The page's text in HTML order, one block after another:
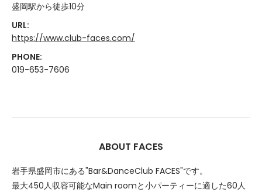
盛岡駅から徒歩10分
URL:
https://www.club-faces.com/
PHONE:
019-653-7606
ABOUT FACES
岩手県盛岡市にある"Bar&DanceClub FACES"です。
最大450人収容可能なMain roomと小パーティーに適した60人